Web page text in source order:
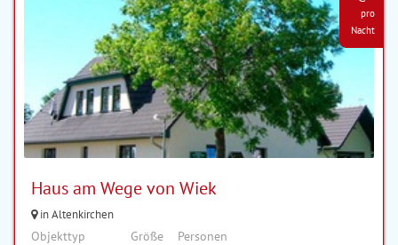
Haus am Wege von Wiek
in Altenkirchen
Objekttyp
Größe
Personen
pro
Nacht